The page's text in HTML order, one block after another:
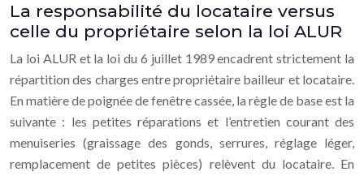
La responsabilité du locataire versus
celle du propriétaire selon la loi ALUR
La loi ALUR et la loi du 6 juillet 1989 encadrent strictement la
répartition des charges entre propriétaire bailleur et locataire.
En matière de poignée de fenêtre cassée, la règle de base est la
suivante : les petites réparations et l’entretien courant des
menuiseries (graissage des gonds, serrures, réglage léger,
remplacement de petites pièces) relèvent du locataire. En